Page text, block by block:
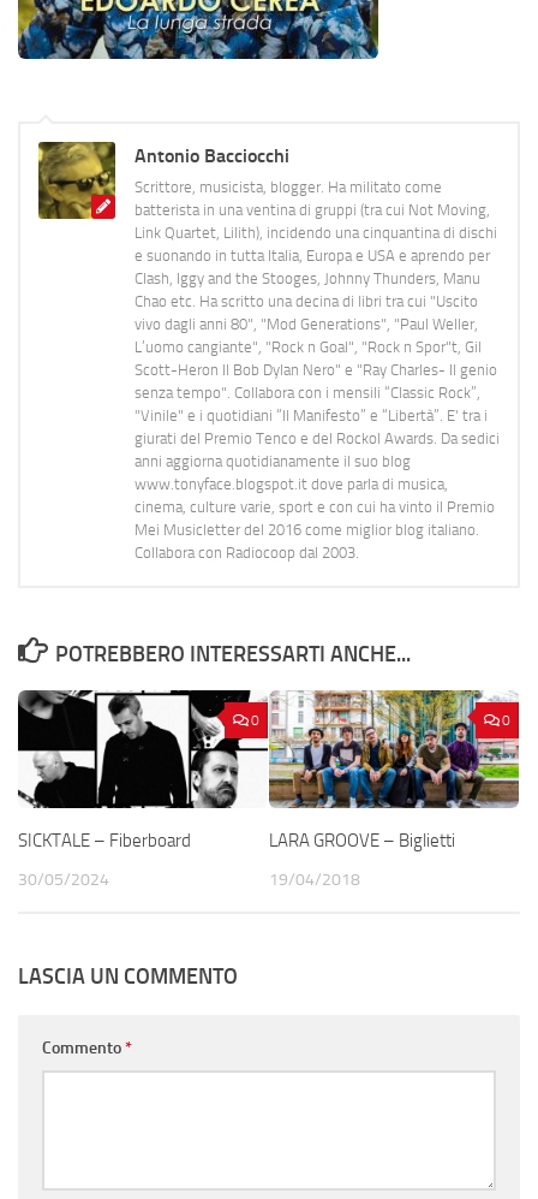
Antonio Bacciocchi
Scrittore, musicista, blogger. Ha militato come
batterista in una ventina di gruppi (tra cui Not Moving,
Link Quartet, Lilith), incidendo una cinquantina di dischi
e suonando in tutta Italia, Europa e USA e aprendo per
Clash, Iggy and the Stooges, Johnny Thunders, Manu
Chao etc. Ha scritto una decina di libri tra cui "Uscito
vivo dagli anni 80", "Mod Generations", "Paul Weller,
L’uomo cangiante", "Rock n Goal", "Rock n Spor"t, Gil
Scott-Heron Il Bob Dylan Nero" e "Ray Charles- Il genio
senza tempo". Collabora con i mensili “Classic Rock”,
"Vinile" e i quotidiani “Il Manifesto” e “Libertà”. E' tra i
giurati del Premio Tenco e del Rockol Awards. Da sedici
anni aggiorna quotidianamente il suo blog
www.tonyface.blogspot.it dove parla di musica,
cinema, culture varie, sport e con cui ha vinto il Premio
Mei Musicletter del 2016 come miglior blog italiano.
Collabora con Radiocoop dal 2003.
POTREBBERO INTERESSARTI ANCHE...
0
SICKTALE – Fiberboard
30/05/2024
0
LARA GROOVE – Biglietti
19/04/2018
LASCIA UN COMMENTO
Commento*